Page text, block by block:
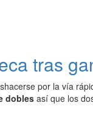
tras
por la vía
doblesasí que los